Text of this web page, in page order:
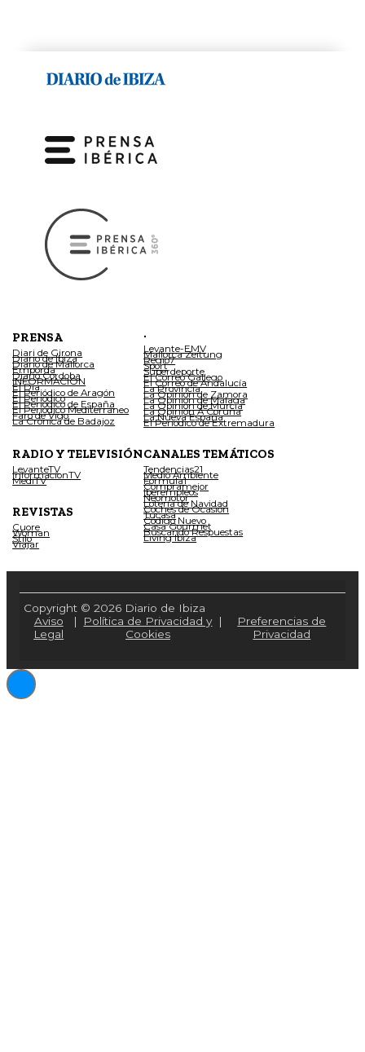
PRENSA
Diari de Girona
Diario de Ibiza
Diario de Mallorca
Empordà
Diario Córdoba
INFORMACIÓN
El Día
El Periódico de Aragón
El Periódico
El Periódico de España
El Periódico Mediterráneo
Faro de Vigo
La Crónica de Badajoz
.
Levante-EMV
Mallorca Zeitung
Regio7
Sport
Superdeporte
El Correo Gallego
El Correo de Andalucía
La Provincia
La Opinión de Zamora
La Opinión de Málaga
La Opinión de Murcia
La Opinión A Coruña
La Nueva España
El Periódico de Extremadura
RADIO Y TELEVISIÓN
LevanteTV
InformacionTV
MediTV
REVISTAS
Cuore
Woman
Stilo
Viajar
CANALES TEMÁTICOS
Tendencias21
Medio Ambiente
Fórmula1
Compramejor
Iberempleos
Neomotor
Lotería de Navidad
Coches de Ocasión
Tucasa
Código Nuevo
Casa Gourmet
Buscando Respuestas
Living Ibiza
Copyright © 2026 Diario de Ibiza
Aviso
Legal
|
Política de Privacidad y
Cookies
|
Preferencias de
Privacidad